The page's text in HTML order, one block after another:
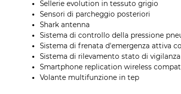
Sellerie evolution in tessuto grigio
Sensori di parcheggio posteriori
Shark antenna
Sistema di controllo della pressione
Sistema di frenata d'emergenza attiva
Sistema di rilevamento stato di
Smartphone replication wireless
Volante multifunzione in tep